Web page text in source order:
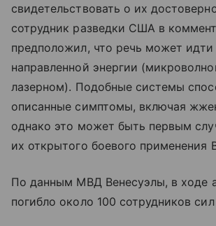
свидетельствовать о их
сотрудник разведки США в
предположил, что речь может
направленной энергии
лазерном). Подобные системы
описанные симптомы, включая
однако это может быть первым
их открытого боевого применения
По данным МВД Венесуэлы, в ходе
погибло около 100 сотрудников